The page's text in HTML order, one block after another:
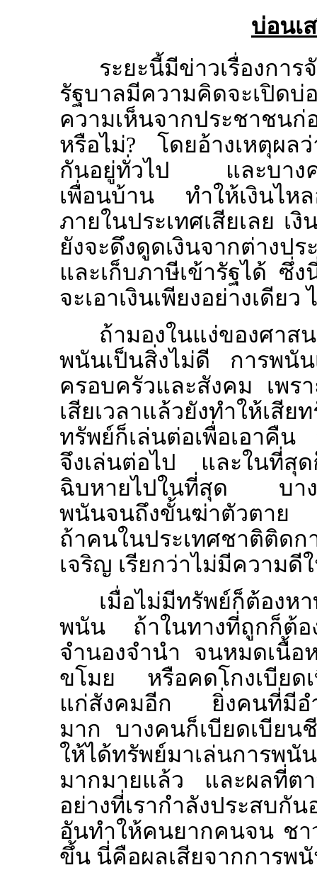
บ่อนเ
ระยะนี้มีข่าวเรื่องกา
รัฐบาลมีความคิดจะเปิด
ความเห็นจากประชาชน
หรือไม่? โดยอ้างเหตุผล
กันอยู่ทั่วไป และบางค
เพื่อนบ้าน ทำให้เงินไห
ภายในประเทศเสียเลย เ
ยังจะดึงดูดเงินจากต่างป
และเก็บภาษีเข้ารัฐได้ ซึ่ง
จะเอาเงินเพียงอย่างเดีย
ถ้ามองในแง่ของศาส
พนันเป็นสิ่งไม่ดี การพนัน
ครอบครัวและสังคม เพร
เสียเวลาแล้วยังทำให้เสีย
ทรัพย์ก็เล่นต่อเพื่อเอาคื
จึงเล่นต่อไป และในที่สุ
ฉิบหายไปในที่สุด บาง
พนันจนถึงขั้นฆ่าตัวตาย
ถ้าคนในประเทศชาติติ
เจริญ เรียกว่าไม่มีความดี
เมื่อไม่มีทรัพย์ก็ต้องห
พนัน ถ้าในทางที่ถูกก็ต้อ
จำนองจำนำ จนหมดเนื้อ
ขโมย หรือคดโกงเบียด
แก่สังคมอีก ยิ่งคนที่มีอำ
มาก บางคนก็เบียดเบียน
ให้ได้ทรัพย์มาเล่นการ
มากมายแล้ว และผลที่ต
อย่างที่เรากำลังประสบ
อันทำให้คนยากคนจน ชา
ขึ้น นี่คือผลเสียจากการพ